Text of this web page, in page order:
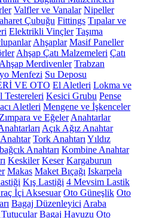
Valfler ve Vanalar Nipeller
Çubuğu Fittings Tıpalar ve
Elektrikli Vinçler Taşıma
Ahşaplar Masif Paneller
Ahşap Çatı Malzemeleri Çatı
Ahşap Merdivenler Trabzan
Menfezi Su Deposu
VE OTO El Aletleri Lokma ve
Testereleri Kesici Grubu Pense
Aletleri Mengene ve İşkenceler
Zımpara ve Eğeler Anahtarlar
Açık Ağız Anahtar
Tork Anahtarı Yıldız
Anahtarı Kombine Anahtar
Keskiler Keser Kargaburun
Makas Maket Bıçağı Iskarpela
Kış Lastiği 4 Mevsim Lastik
İçi Aksesuar Oto Güneşlik Oto
Bagaj Düzenleyici Araba
Bagaj Havuzu Oto